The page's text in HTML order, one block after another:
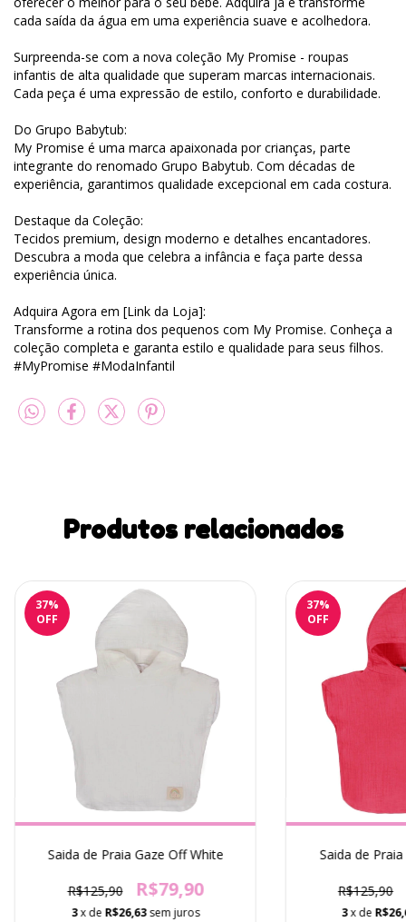
cada saída da água em uma experiência suave e acolhedora.
Surpreenda-se com a nova coleção My Promise - roupas
infantis de alta qualidade que superam marcas internacionais.
Cada peça é uma expressão de estilo, conforto e durabilidade.
Do Grupo Babytub:
My Promise é uma marca apaixonada por crianças, parte
integrante do renomado Grupo Babytub. Com décadas de
experiência, garantimos qualidade excepcional em cada costura.
Destaque da Coleção:
Tecidos premium, design moderno e detalhes encantadores.
Descubra a moda que celebra a infância e faça parte dessa
experiência única.
Adquira Agora em [Link da Loja]:
Transforme a rotina dos pequenos com My Promise. Conheça a
coleção completa e garanta estilo e qualidade para seus filhos.
#MyPromise #ModaInfantil
Produtos relacionados
37%
OFF
Saida de Praia Gaze Off White
R$125,90 R$79,90
3x de R$26,63 sem juros
37%
OFF
Saida de
R$125,90
3x de